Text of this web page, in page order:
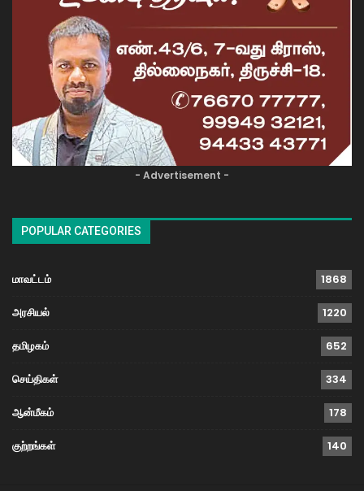
- Advertisement -
POPULAR CATEGORIES
மாவட்டம் 1868
அரசியல் 1220
தமிழகம் 652
செய்திகள் 334
ஆன்மீகம் 178
குற்றங்கள் 140